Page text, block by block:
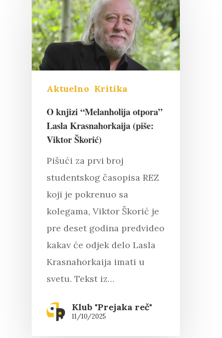
Aktuelno Kritika
O knjizi “Melanholija otpora”
Lasla Krasnahorkaija (piše:
Viktor Škorić)
Pišući za prvi broj
studentskog časopisa REZ
koji je pokrenuo sa
kolegama, Viktor Škorić je
pre deset godina predvideo
kakav će odjek delo Lasla
Krasnahorkaija imati u
svetu. Tekst iz…
Klub "Prejaka reč"
11/10/2025